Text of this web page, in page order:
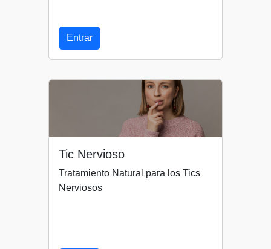
Entrar
Tic Nervioso
Tratamiento Natural para los Tics
Nerviosos